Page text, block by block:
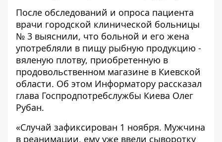
После обследований и опроса пациента
врачи городской клинической больницы
№ 3 выяснили, что больной и его жена
употребляли в пищу рыбную продукцию -
вяленую плотву, приобретенную в
продовольственном магазине в Киевской
области. Об этом Информатору рассказал
глава Госпродпотребслужбы Киева Олег
Рубан.
«Случай зафиксирован 1 ноября. Мужчина
в реанимации, ему уже ввели сыворотку